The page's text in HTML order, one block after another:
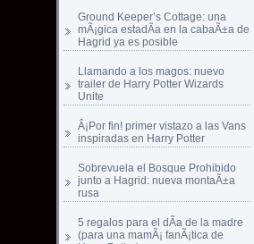
Ground Keeper’s Cottage: una
mÃ¡gica estadÃ­a en la cabaÃ±a de
Hagrid ya es posible
Llamando a los magos: nuevo
trailer de Harry Potter Wizards
Unite
Â¡Por fin! primer vistazo a las Vans
inspiradas en Harry Potter
Sobrevuela el Bosque Prohibido
junto a Hagrid: nueva montaÃ±a
rusa
5 regalos para el dÃ­a de la madre
(para una mamÃ¡ fanÃ¡tica de